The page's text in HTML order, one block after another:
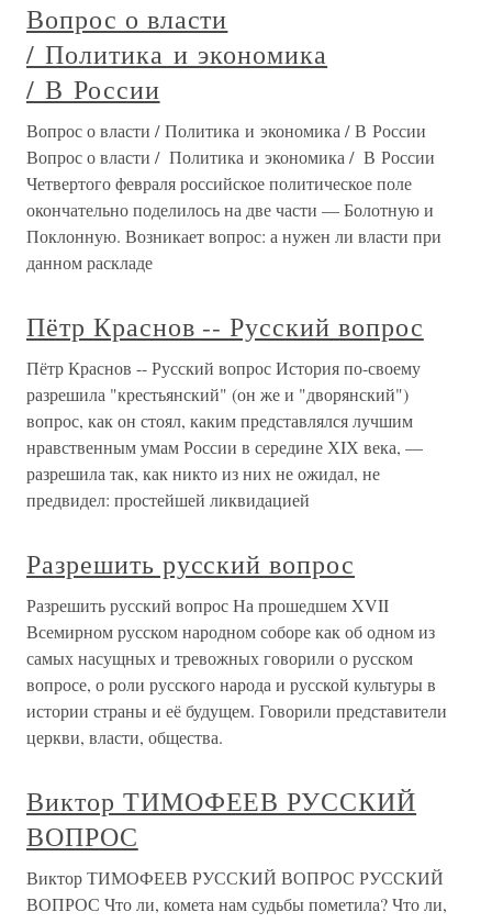
Вопрос о власти
/ Политика и экономика
/ В России
Вопрос о власти / Политика и экономика / В России
Вопрос о власти / Политика и экономика / В России
Четвертого февраля российское политическое поле
окончательно поделилось на две части — Болотную и
Поклонную. Возникает вопрос: а нужен ли власти при
данном раскладе
Пётр Краснов -- Русский вопрос
Пётр Краснов -- Русский вопрос История по-своему
разрешила "крестьянский" (он же и "дворянский")
вопрос, как он стоял, каким представлялся лучшим
нравственным умам России в середине ХIХ века, —
разрешила так, как никто из них не ожидал, не
предвидел: простейшей ликвидацией
Разрешить русский вопрос
Разрешить русский вопрос На прошедшем XVII
Всемирном русском народном соборе как об одном из
самых насущных и тревожных говорили о русском
вопросе, о роли русского народа и русской культуры в
истории страны и её будущем. Говорили представители
церкви, власти, общества.
Виктор ТИМОФЕЕВ РУССКИЙ
ВОПРОС
Виктор ТИМОФЕЕВ РУССКИЙ ВОПРОС РУССКИЙ
ВОПРОС Что ли, комета нам судьбы пометила? Что ли,